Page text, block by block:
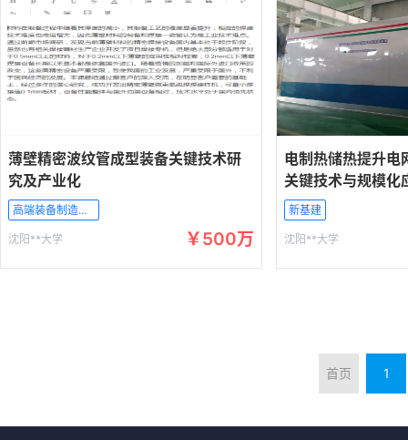
薄壁精密波纹管成型装备关键技术研
究及产业化
高端装备制造产业
沈阳**大学 ￥500万
电制热储热提升电
关键技术与规模化
新基建
沈阳**大学
首页 1